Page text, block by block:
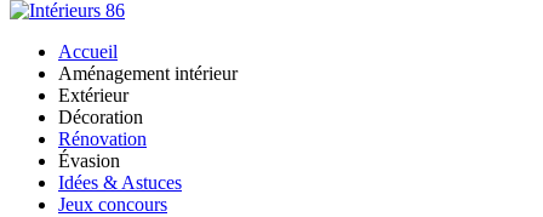
Accueil
Aménagement intérieur
Extérieur
Décoration
Rénovation
Évasion
Idées & Astuces
Jeux concours